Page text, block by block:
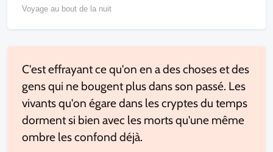
Voyage au bout de la nuit
C'est effrayant ce qu'on en a des choses et des
gens qui ne bougent plus dans son passé. Les
vivants qu'on égare dans les cryptes du temps
dorment si bien avec les morts qu'une même
ombre les confond déjà.